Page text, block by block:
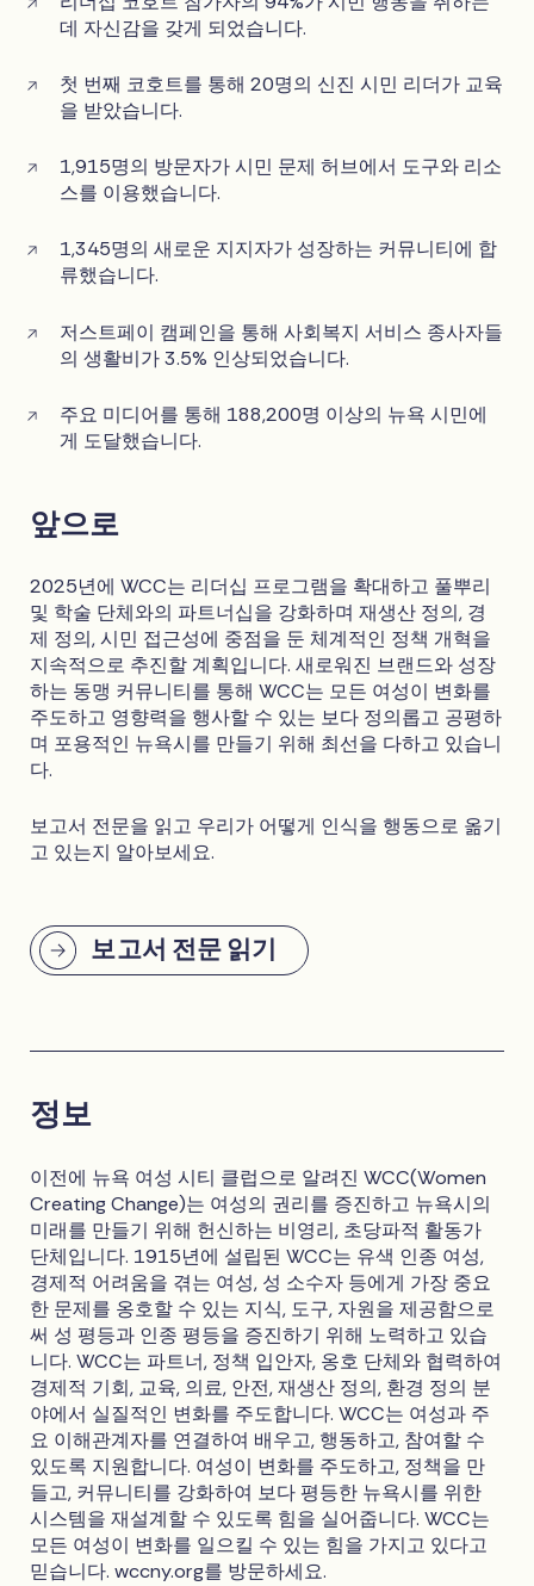
데 자신감을 갖게 되었습니다.
첫 번째 코호트를 통해 20명의 신진 시민 리더가 교육
을 받았습니다.
1,915명의 방문자가 시민 문제 허브에서 도구와 리소
스를 이용했습니다.
1,345명의 새로운 지지자가 성장하는 커뮤니티에 합
류했습니다.
저스트페이 캠페인을 통해 사회복지 서비스 종사자들
의 생활비가 3.5% 인상되었습니다.
주요 미디어를 통해 188,200명 이상의 뉴욕 시민에
게 도달했습니다.
앞으로
2025년에 WCC는 리더십 프로그램을 확대하고 풀뿌리
및 학술 단체와의 파트너십을 강화하며 재생산 정의, 경
제 정의, 시민 접근성에 중점을 둔 체계적인 정책 개혁을
지속적으로 추진할 계획입니다. 새로워진 브랜드와 성장
하는 동맹 커뮤니티를 통해 WCC는 모든 여성이 변화를
주도하고 영향력을 행사할 수 있는 보다 정의롭고 공평하
며 포용적인 뉴욕시를 만들기 위해 최선을 다하고 있습니
다.
보고서 전문을 읽고 우리가 어떻게 인식을 행동으로 옮기
고 있는지 알아보세요.
보고서 전문 읽기
정보
이전에 뉴욕 여성 시티 클럽으로 알려진 WCC(Women
Creating Change)는 여성의 권리를 증진하고 뉴욕시의
미래를 만들기 위해 헌신하는 비영리, 초당파적 활동가
단체입니다. 1915년에 설립된 WCC는 유색 인종 여성,
경제적 어려움을 겪는 여성, 성 소수자 등에게 가장 중요
한 문제를 옹호할 수 있는 지식, 도구, 자원을 제공함으로
써 성 평등과 인종 평등을 증진하기 위해 노력하고 있습
니다. WCC는 파트너, 정책 입안자, 옹호 단체와 협력하여
경제적 기회, 교육, 의료, 안전, 재생산 정의, 환경 정의 분
야에서 실질적인 변화를 주도합니다. WCC는 여성과 주
요 이해관계자를 연결하여 배우고, 행동하고, 참여할 수
있도록 지원합니다. 여성이 변화를 주도하고, 정책을 만
들고, 커뮤니티를 강화하여 보다 평등한 뉴욕시를 위한
시스템을 재설계할 수 있도록 힘을 실어줍니다. WCC는
모든 여성이 변화를 일으킬 수 있는 힘을 가지고 있다고
믿습니다. wccny.org를 방문하세요.